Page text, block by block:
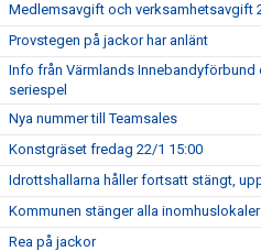
Medlemsavgift och verksamhetsavgift
Provstegen på jackor har anlänt
Info från Värmlands Innebandyförbund
seriespel
Nya nummer till Teamsales
Konstgräset fredag 22/1 15:00
Idrottshallarna håller fortsatt stängt,
Kommunen stänger alla inomhuslokaler
Rea på jackor